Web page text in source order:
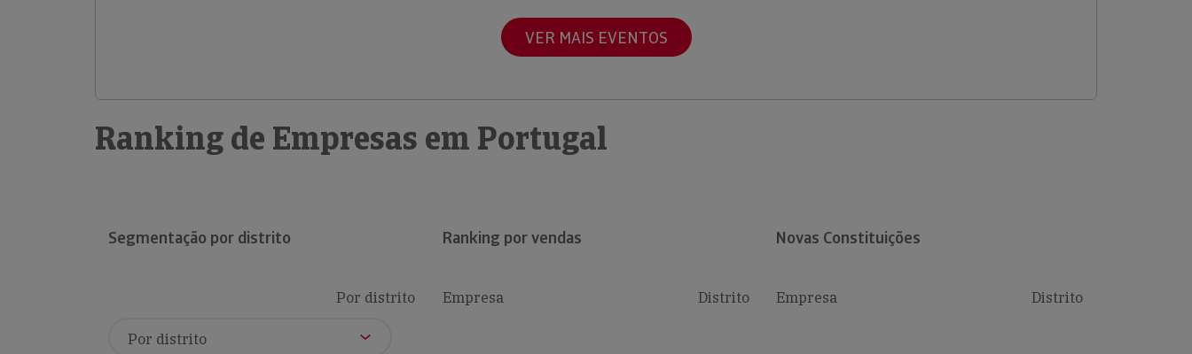
VER MAIS EVENTOS
Ranking de Empresas em Portugal
Segmentação por distrito
Por distrito
Ranking por vendas
Empresa Distrito
Novas Constituições
Empresa Distrito